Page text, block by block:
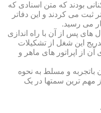
بودند که متن اسنادی که
ثبت می کردند و این دفاتر
می رسید.
۱۳۹۲ تا سال ۱۳۹۵ و سال های پس از آن با راه اندازی
این شغل از تشکیلات
از اپراتور های ماهر و
باتجربه و مسلط به نحوه
مهم ترین سمتها در یک